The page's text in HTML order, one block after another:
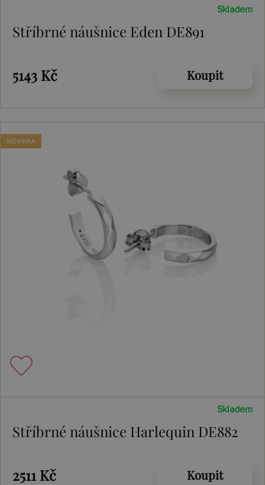
Skladem
Stříbrné náušnice Eden DE891
5143 Kč Koupit
NOVINKA
Skladem
Stříbrné náušnice Harlequin DE882
2511 Kč Koupit